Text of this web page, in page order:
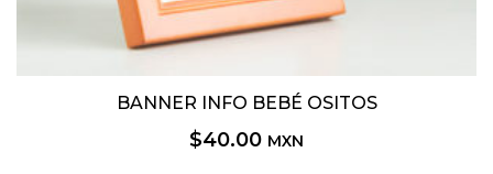
BANNER INFO BEBÉ OSITOS
$40.00 MXN